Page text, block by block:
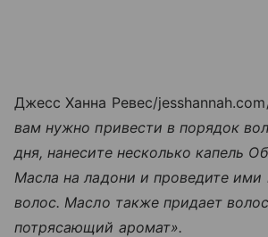
Джесс Ханна Ревес/
вам нужно привести в порядок
дня, нанесите несколько капель
Масла на ладони и проведите ими
волос. Масло также придает
потрясающий аромат».